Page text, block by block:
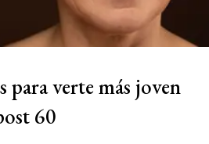
para verte más joven
60